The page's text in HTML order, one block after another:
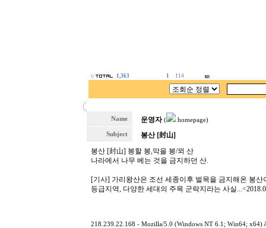
1,363 1 114
Name 운영자 ( homepage)
Subject
봉산 [封山]
봉산 [封山] 봉할 봉,막을 봉/뫼 산
나라에서 나무 베는 것을 금지하던 산.
[기사] 가리왕산은 조선 세종이후 벌목을 금지해온 봉
등급지역, 다양한 세대의 주목 군락지라는 사실
218.239.22.168 - Mozilla/5.0 (Windows NT 6.1; Win64;